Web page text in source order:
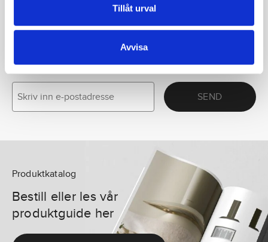
Tillåt urval
Avvisa
om produkter og mye mer.
SEND
Produktkatalog
Bestill eller les vår
produktguide her